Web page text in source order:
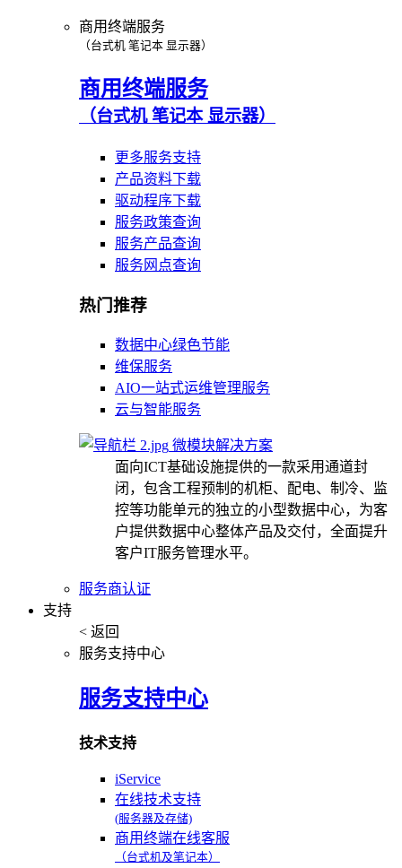
商用终端服务
（台式机 笔记本 显示器）
商用终端服务
（台式机 笔记本 显示器）
更多服务支持
产品资料下载
驱动程序下载
服务政策查询
服务产品查询
服务网点查询
热门推荐
数据中心绿色节能
维保服务
AIO一站式运维管理服务
云与智能服务
微模块解决方案
面向ICT基础设施提供的一款采用通道封
闭，包含工程预制的机柜、配电、制冷、监
控等功能单元的独立的小型数据中心，为客
户提供数据中心整体产品及交付，全面提升
客户IT服务管理水平。
服务商认证
支持
< 返回
服务支持中心
服务支持中心
技术支持
iService
在线技术支持
(服务器及存储)
商用终端在线客服
（台式机及笔记本）